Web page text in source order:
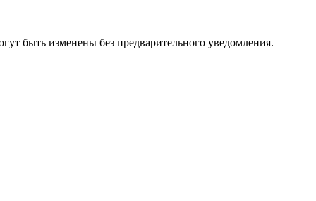
быть изменены без предварительного уведомления.